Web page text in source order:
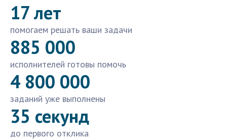
17 лет
помогаем решать ваши задачи
885 000
исполнителей готовы помочь
4 800 000
заданий уже выполнены
35 секунд
до первого отклика